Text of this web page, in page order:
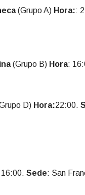
(Grupo A) Hora::
(Grupo B) Hora:
D) Hora:22:00.
Sede: San